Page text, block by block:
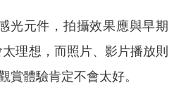
光元件，拍攝效果應與早期
理想，而照片、影片播放則
賞體驗肯定不會太好。